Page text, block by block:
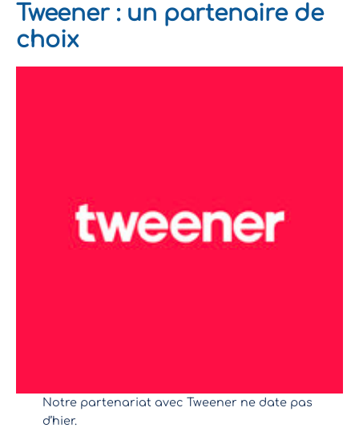
Tweener : un partenaire de
choix
Notre partenariat avec Tweener ne date pas
d’hier.